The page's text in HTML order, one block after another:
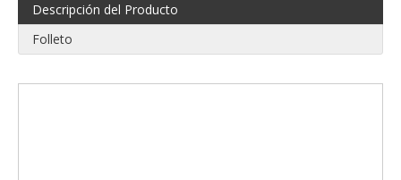
Descripción del Producto
Folleto